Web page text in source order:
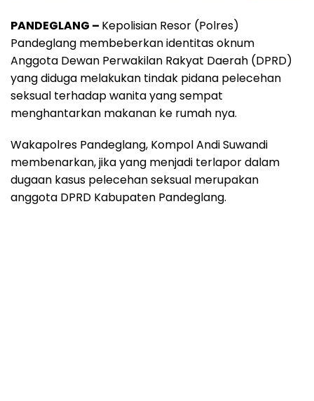
PANDEGLANG – Kepolisian Resor (Polres)
Pandeglang membeberkan identitas oknum
Anggota Dewan Perwakilan Rakyat Daerah (DPRD)
yang diduga melakukan tindak pidana pelecehan
seksual terhadap wanita yang sempat
menghantarkan makanan ke rumah nya.
Wakapolres Pandeglang, Kompol Andi Suwandi
membenarkan, jika yang menjadi terlapor dalam
dugaan kasus pelecehan seksual merupakan
anggota DPRD Kabupaten Pandeglang.